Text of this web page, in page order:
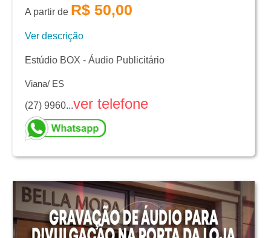
A partir de R$ 50,00
Ver descrição
Estúdio BOX - Áudio Publicitário
Viana/ ES
(27) 9960...ver telefone